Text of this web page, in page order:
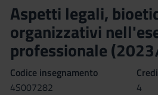
Aspetti legali,
organizzativi
professionale
Codice insegnamento
4S007282
4